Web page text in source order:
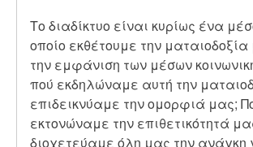
Το διαδίκτυο είναι κυρίως ένα
οποίο εκθέτουμε την
την εμφάνιση των μέσων
πού εκδηλώναμε αυτή την
επιδεικνύαμε την ομορφιά μας;
εκτονώναμε την επιθετικότητά
διοχετεύαμε όλη μας την ανάγκη